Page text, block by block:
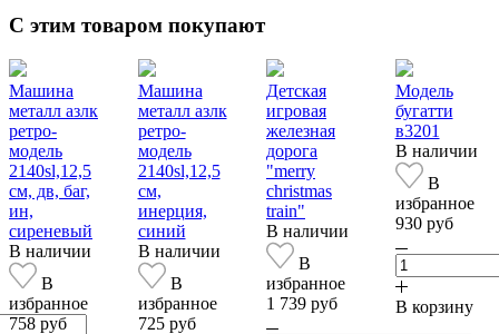
С этим товаром покупают
Машина
металл азлк
ретро-
модель
2140sl,12,5
см, дв, баг,
ин,
сиреневый
В наличии
В
избранное
758 руб
Машина
металл азлк
ретро-
модель
2140sl,12,5
см,
инерция,
синий
В наличии
В
избранное
725 руб
Детская
игровая
железная
дорога
"merry
christmas
train"
В наличии
В
избранное
1 739 руб
Модель
бугатти
в3201
В наличии
В
избранное
930 руб
В корзину